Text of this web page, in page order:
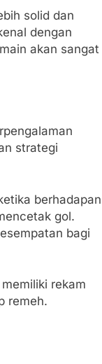
solid dan
dengan
akan sangat
strategi
berhadapan
gol.
bagi
rekam
remeh.